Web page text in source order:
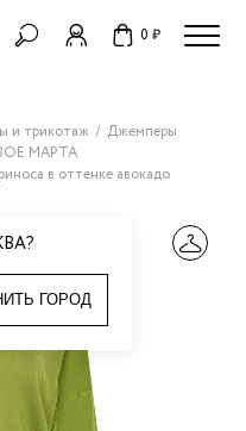
0 ₽
ГОРОД
и трикотаж
Джемперы
МАРТА
в оттенке авокадо